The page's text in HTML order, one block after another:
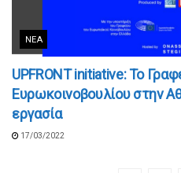
ΝΈΑ
UPFRONT initiative: Το
Ευρωκοινοβουλίου στην
εργασία
17/03/2022